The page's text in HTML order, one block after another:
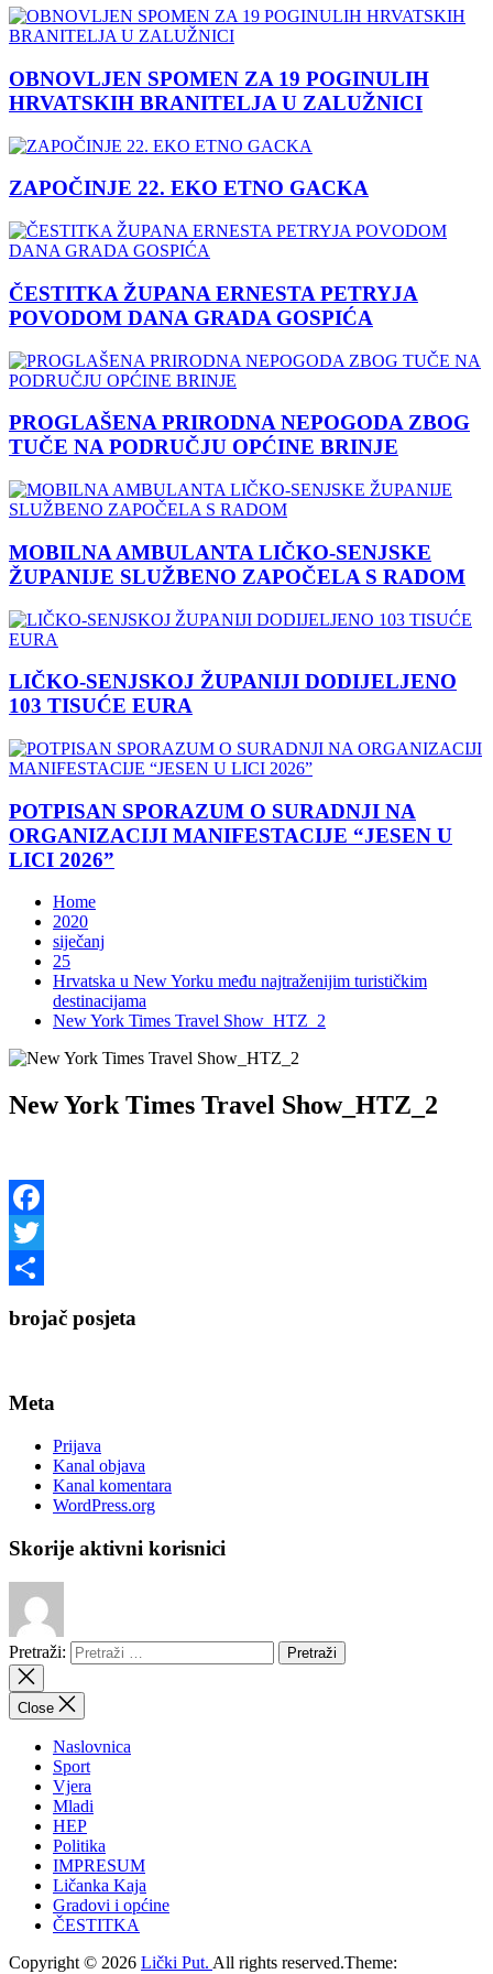
OBNOVLJEN SPOMEN ZA 19 POGINULIH
HRVATSKIH BRANITELJA U ZALUŽNICI
ZAPOČINJE 22. EKO ETNO GACKA
ČESTITKA ŽUPANA ERNESTA PETRYJA
POVODOM DANA GRADA GOSPIĆA
PROGLAŠENA PRIRODNA NEPOGODA ZBOG
TUČE NA PODRUČJU OPĆINE BRINJE
MOBILNA AMBULANTA LIČKO-SENJSKE
ŽUPANIJE SLUŽBENO ZAPOČELA S RADOM
LIČKO-SENJSKOJ ŽUPANIJI DODIJELJENO
103 TISUĆE EURA
POTPISAN SPORAZUM O SURADNJI NA
ORGANIZACIJI MANIFESTACIJE “JESEN U
LICI 2026”
Home
2020
siječanj
25
Hrvatska u New Yorku među najtraženijim turističkim
destinacijama
New York Times Travel Show_HTZ_2
New York Times Travel Show_HTZ_2
Facebook
Twitter
brojač posjeta
Meta
Prijava
Kanal objava
Kanal komentara
WordPress.org
Skorije aktivni korisnici
Pretraži:
Close
Naslovnica
Sport
Vjera
Mladi
HEP
Politika
IMPRESUM
Ličanka Kaja
Gradovi i općine
ČESTITKA
Copyright © 2026 Lički Put. All rights reserved.Theme: